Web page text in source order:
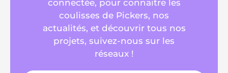
connectée, pour connaitre les
coulisses de Pickers, nos
actualités, et découvrir tous nos
projets, suivez-nous sur les
réseaux !